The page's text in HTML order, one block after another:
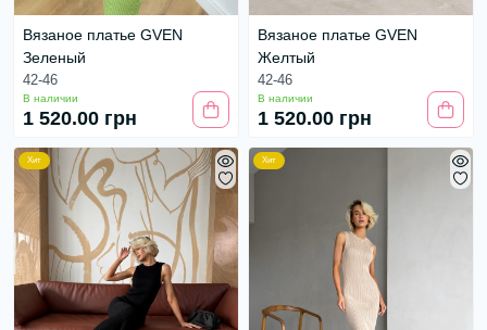
Вязаное платье GVEN
Зеленый
42-46
В наличии
1 520.00 грн
Вязаное платье GVEN
Желтый
42-46
В наличии
1 520.00 грн
Хит Хит